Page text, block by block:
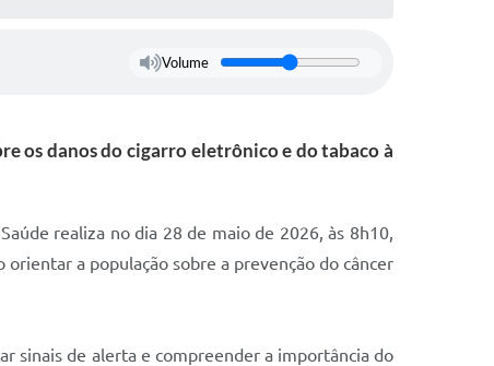
Volume
os danos do cigarro eletrônico e do tabaco à
realiza no dia 28 de maio de 2026, às 8h10,
a população sobre a prevenção do câncer
sinais de alerta e compreender a importância do